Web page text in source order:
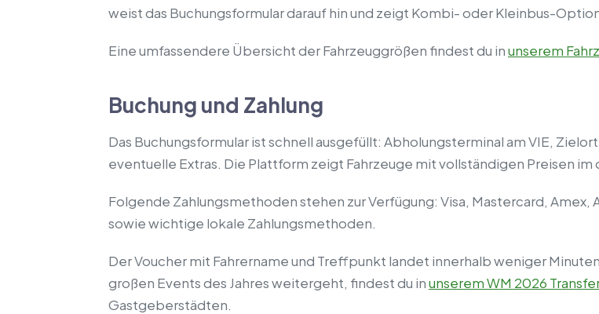
weist das Buchungsformular darauf hin und zeigt Kombi- oder Kleinbus-
Eine umfassendere Übersicht der Fahrzeuggrößen findest du inunserem
Buchung und Zahlung
Das Buchungsformular ist schnell ausgefüllt: Abholungsterminal am VIE,
eventuelle Extras. Die Plattform zeigt Fahrzeuge mit vollständigen Preisen im
Folgende Zahlungsmethoden stehen zur Verfügung: Visa, Mastercard, Amex,
sowie wichtige lokale Zahlungsmethoden.
Der Voucher mit Fahrername und Treffpunkt landet innerhalb weniger
großen Events des Jahres weitergeht, findest du inunserem WM 2026
Gastgeberstädten.